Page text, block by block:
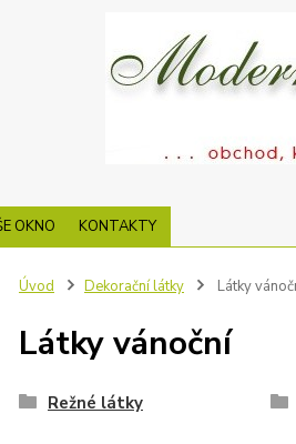
OKNO KONTAKTY
Úvod Dekorační látky Látky
Látky vánoční
Režné látky